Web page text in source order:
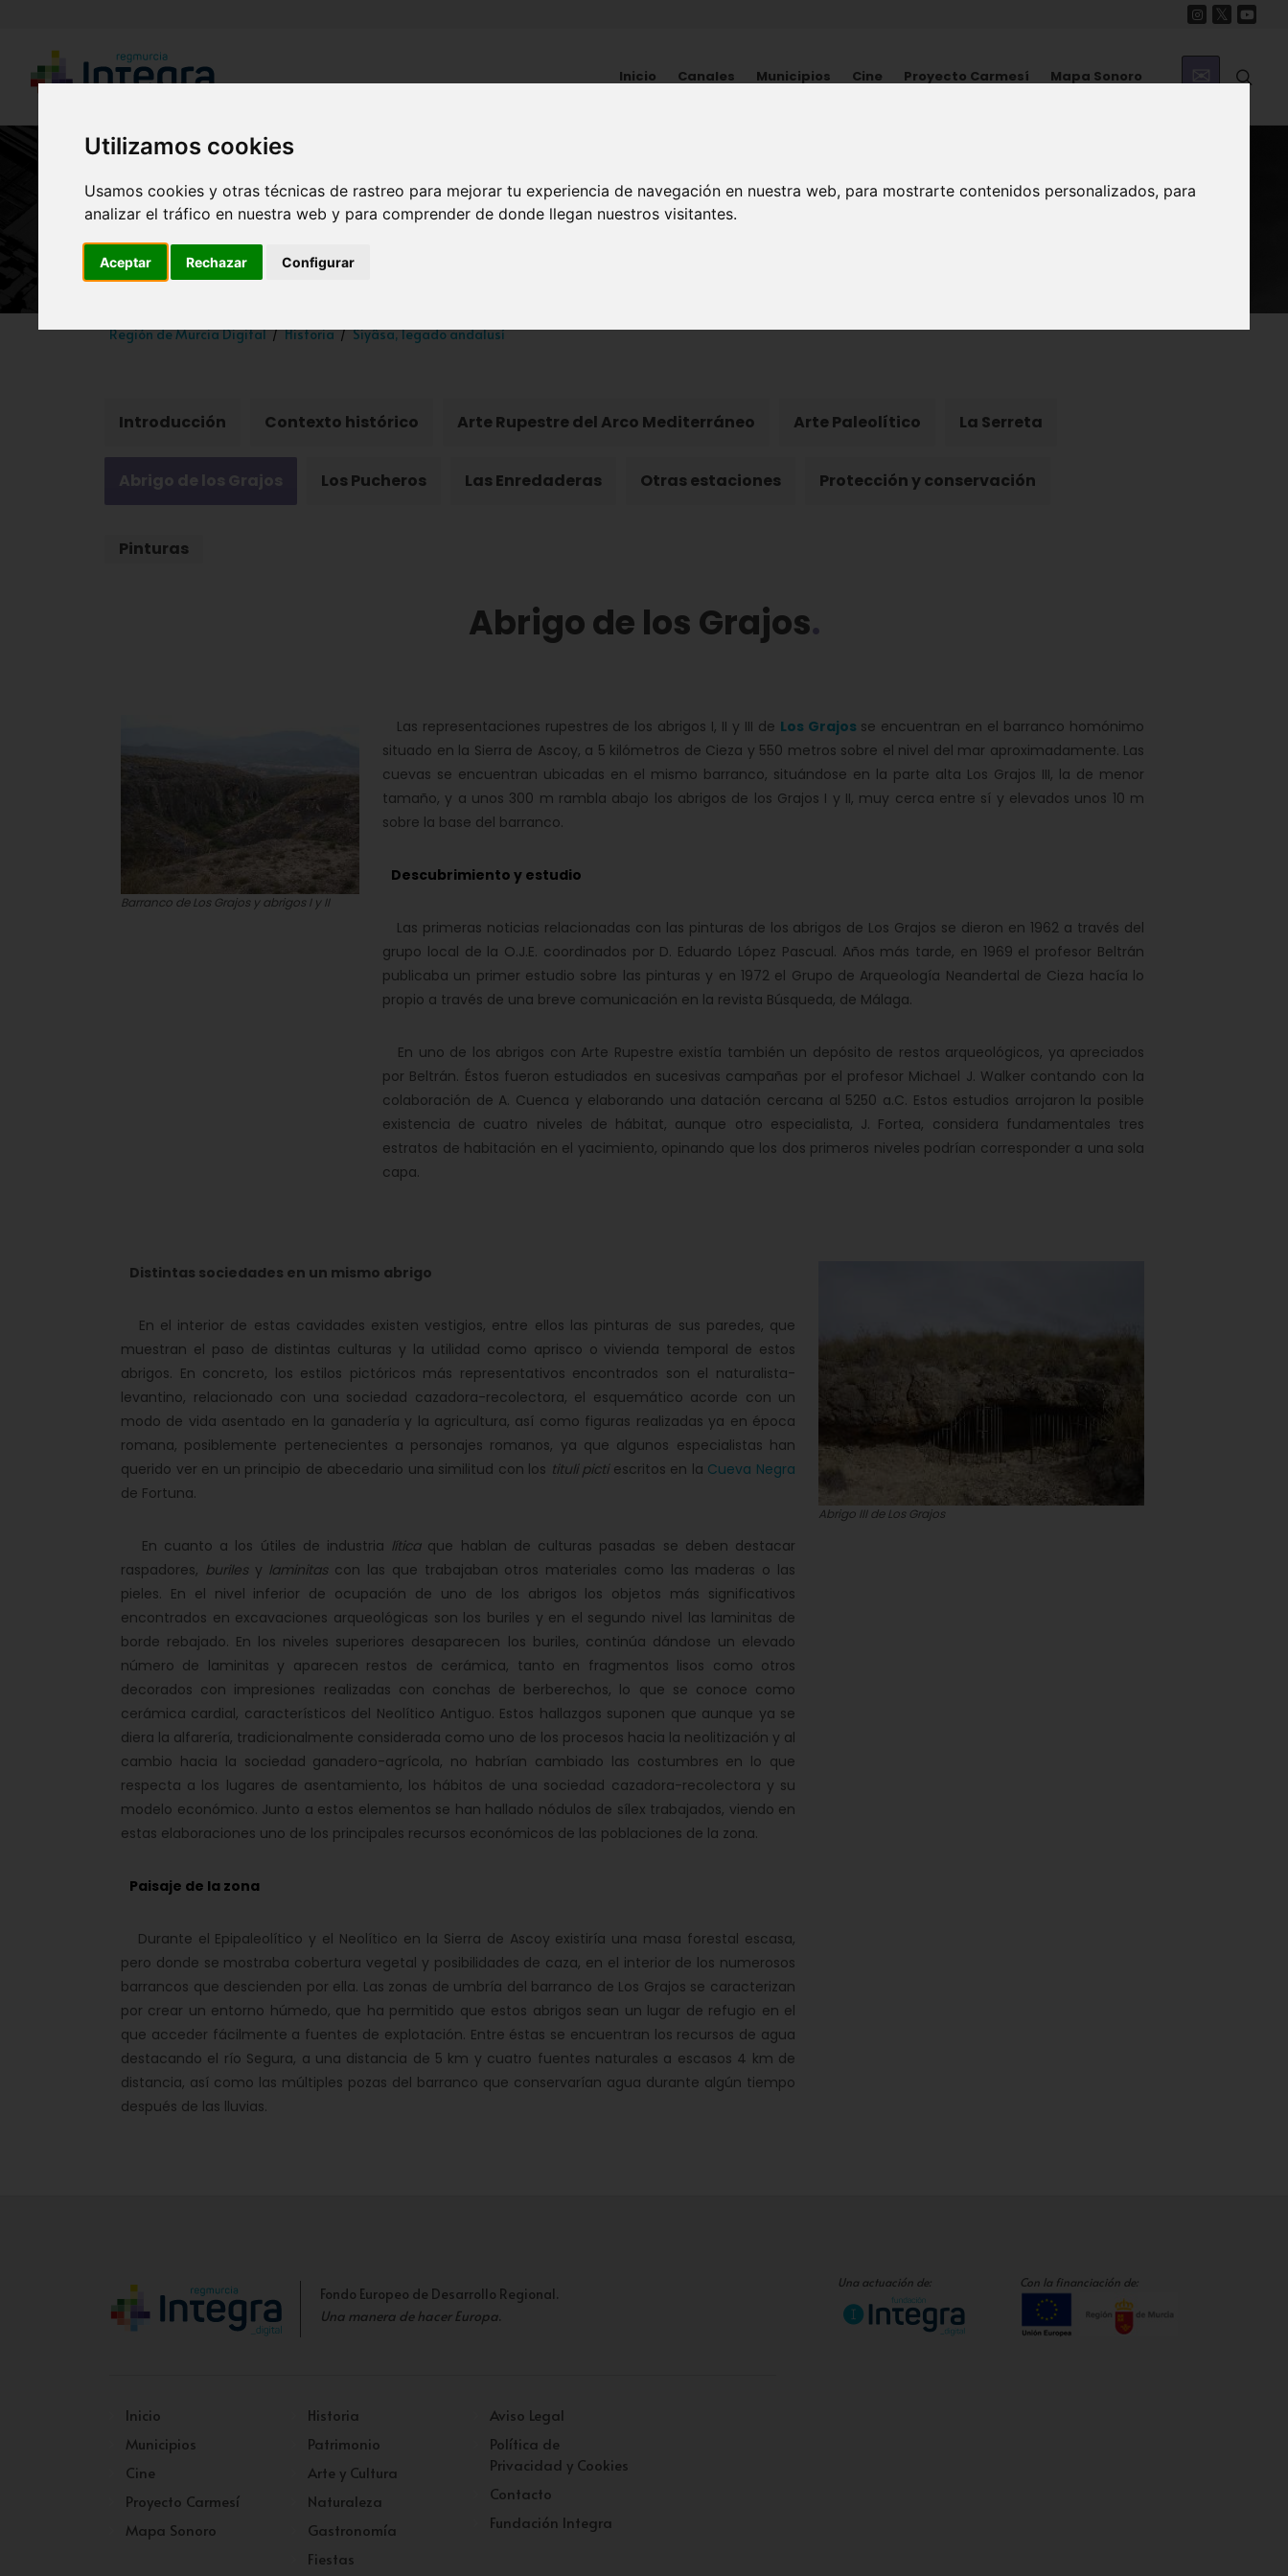
Utilizamos cookies
Usamos cookies y otras técnicas de rastreo para mejorar tu experiencia de navegación en nuestra web, para mostrarte contenidos personalizados, para
analizar el tráfico en nuestra web y para comprender de donde llegan nuestros visitantes.
Aceptar Rechazar Configurar
Inicio Canales Municipios Cine Proyecto Carmesí Mapa Sonoro
HISTORIA
Yacimientos de Cieza
Región de Murcia Digital Historia Siyâsa, legado andalusí
Introducción Contexto histórico Arte Rupestre del Arco Mediterráneo Arte Paleolítico La Serreta
Abrigo de los Grajos Los Pucheros Las Enredaderas Otras estaciones Protección y conservación
Pinturas
Abrigo de los Grajos
Barranco de Los Grajos y abrigos I y II
Las representaciones rupestres de los abrigos I, II y III de Los Grajos se encuentran en el barranco homónimo
situado en la Sierra de Ascoy, a 5 kilómetros de Cieza y 550 metros sobre el nivel del mar aproximadamente. Las
cuevas se encuentran ubicadas en el mismo barranco, situándose en la parte alta Los Grajos III, la de menor
tamaño, y a unos 300 m rambla abajo los abrigos de los Grajos I y II, muy cerca entre sí y elevados unos 10 m
sobre la base del barranco.
Descubrimiento y estudio
Las primeras noticias relacionadas con las pinturas de los abrigos de Los Grajos se dieron en 1962 a través del
grupo local de la O.J.E. coordinados por D. Eduardo López Pascual. Años más tarde, en 1969 el profesor Beltrán
publicaba un primer estudio sobre las pinturas y en 1972 el Grupo de Arqueología Neandertal de Cieza hacía lo
propio a través de una breve comunicación en la revista Búsqueda, de Málaga.
En uno de los abrigos con Arte Rupestre existía también un depósito de restos arqueológicos, ya apreciados
por Beltrán. Éstos fueron estudiados en sucesivas campañas por el profesor Michael J. Walker contando con la
colaboración de A. Cuenca y elaborando una datación cercana al 5250 a.C. Estos estudios arrojaron la posible
existencia de cuatro niveles de hábitat, aunque otro especialista, J. Fortea, considera fundamentales tres
estratos de habitación en el yacimiento, opinando que los dos primeros niveles podrían corresponder a una sola
capa.
Distintas sociedades en un mismo abrigo
En el interior de estas cavidades existen vestigios, entre ellos las pinturas de sus paredes, que
muestran el paso de distintas culturas y la utilidad como aprisco o vivienda temporal de estos
abrigos. En concreto, los estilos pictóricos más representativos encontrados son el naturalista-
levantino, relacionado con una sociedad cazadora-recolectora, el esquemático acorde con un
modo de vida asentado en la ganadería y la agricultura, así como figuras realizadas ya en época
romana, posiblemente pertenecientes a personajes romanos, ya que algunos especialistas han
querido ver en un principio de abecedario una similitud con los tituli pictiescritos en la Cueva Negra
de Fortuna.
En cuanto a los útiles de industria líticaque hablan de culturas pasadas se deben destacar
raspadores, burilesy laminitascon las que trabajaban otros materiales como las maderas o las
pieles. En el nivel inferior de ocupación de uno de los abrigos los objetos más significativos
encontrados en excavaciones arqueológicas son los buriles y en el segundo nivel las laminitas de
borde rebajado. En los niveles superiores desaparecen los buriles, continúa dándose un elevado
número de laminitas y aparecen restos de cerámica, tanto en fragmentos lisos como otros
decorados con impresiones realizadas con conchas de berberechos, lo que se conoce como
cerámica cardial, característicos del Neolítico Antiguo. Estos hallazgos suponen que aunque ya se
diera la alfarería, tradicionalmente considerada como uno de los procesos hacia la neolitización y al
cambio hacia la sociedad ganadero-agrícola, no habrían cambiado las costumbres en lo que
respecta a los lugares de asentamiento, los hábitos de una sociedad cazadora-recolectora y su
modelo económico. Junto a estos elementos se han hallado nódulos de sílex trabajados, viendo en
estas elaboraciones uno de los principales recursos económicos de las poblaciones de la zona.
Paisaje de la zona
Durante el Epipaleolítico y el Neolítico en la Sierra de Ascoy existiría una masa forestal escasa,
pero donde se mostraba cobertura vegetal y posibilidades de caza, en el interior de los numerosos
barrancos que descienden por ella. Las zonas de umbría del barranco de Los Grajos se caracterizan
por crear un entorno húmedo, que ha permitido que estos abrigos sean un lugar de refugio en el
que acceder fácilmente a fuentes de explotación. Entre éstas se encuentran los recursos de agua
destacando el río Segura, a una distancia de 5 km y cuatro fuentes naturales a escasos 4 km de
distancia, así como las múltiples pozas del barranco que conservarían agua durante algún tiempo
después de las lluvias.
Abrigo III de Los Grajos
Fondo Europeo de Desarrollo Regional.
Una manera de hacer Europa.
Inicio
Municipios
Cine
Proyecto Carmesí
Mapa Sonoro
Historia
Patrimonio
Arte y Cultura
Naturaleza
Gastronomía
Fiestas
Aviso Legal
Política de
Privacidad y Cookies
Contacto
Fundación Integra
Una actuación de: Con la financiación de: